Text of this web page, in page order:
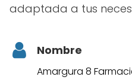
adaptada a tus
Nombre
Amargura 8